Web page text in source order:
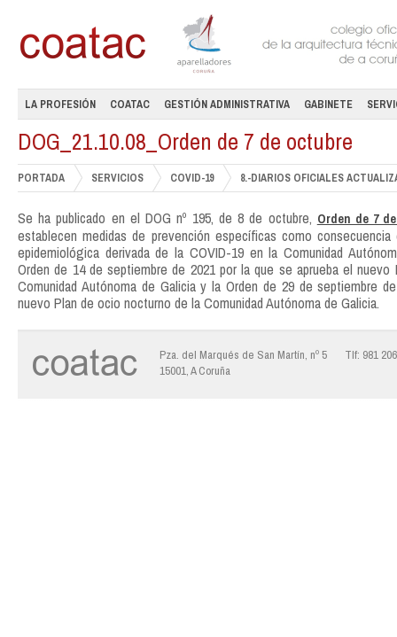
LA PROFESIÓN COATAC GESTIÓN ADMINISTRATIVA GABINETE
DOG_21.10.08_Orden de 7 de octubre
PORTADA SERVICIOS COVID-19 8.-DIARIOS OFICIALES
Se ha publicado en el DOG nº 195, de 8 de octubre, Orden de 7
establecen medidas de prevención específicas como
epidemiológica derivada de la COVID-19 en la Comunidad
Orden de 14 de septiembre de 2021 por la que se aprueba el
Comunidad Autónoma de Galicia y la Orden de 29 de septiembre
nuevo Plan de ocio nocturno de la Comunidad Autónoma de Galicia.
Pza. del Marqués de San Martín, nº 5
15001, A Coruña
Tlf: 981